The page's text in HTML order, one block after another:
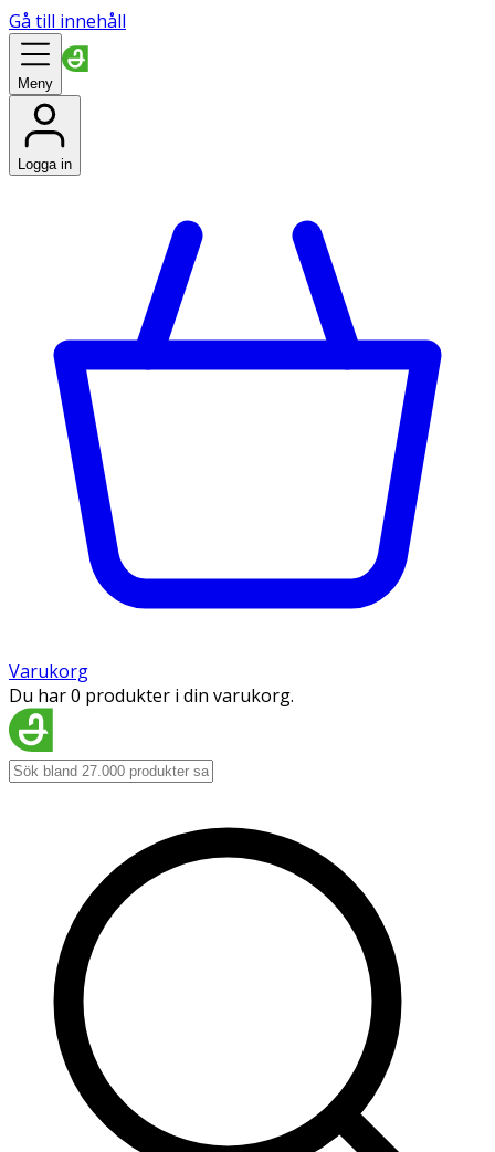
Gå till innehåll
Meny
Logga in
Varukorg
Du har 0 produkter i din varukorg.